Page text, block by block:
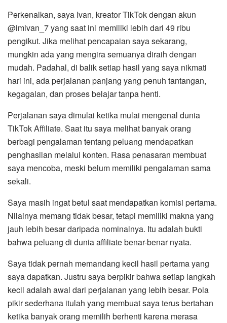
Perkenalkan, saya Ivan, kreator TikTok dengan akun
@imivan_7 yang saat ini memiliki lebih dari 49 ribu
pengikut. Jika melihat pencapaian saya sekarang,
mungkin ada yang mengira semuanya diraih dengan
mudah. Padahal, di balik setiap hasil yang saya nikmati
hari ini, ada perjalanan panjang yang penuh tantangan,
kegagalan, dan proses belajar tanpa henti.
Perjalanan saya dimulai ketika mulai mengenal dunia
TikTok Affiliate. Saat itu saya melihat banyak orang
berbagi pengalaman tentang peluang mendapatkan
penghasilan melalui konten. Rasa penasaran membuat
saya mencoba, meski belum memiliki pengalaman sama
sekali.
Saya masih ingat betul saat mendapatkan komisi pertama.
Nilainya memang tidak besar, tetapi memiliki makna yang
jauh lebih besar daripada nominalnya. Itu adalah bukti
bahwa peluang di dunia affiliate benar-benar nyata.
Saya tidak pernah memandang kecil hasil pertama yang
saya dapatkan. Justru saya berpikir bahwa setiap langkah
kecil adalah awal dari perjalanan yang lebih besar. Pola
pikir sederhana itulah yang membuat saya terus bertahan
ketika banyak orang memilih berhenti karena merasa